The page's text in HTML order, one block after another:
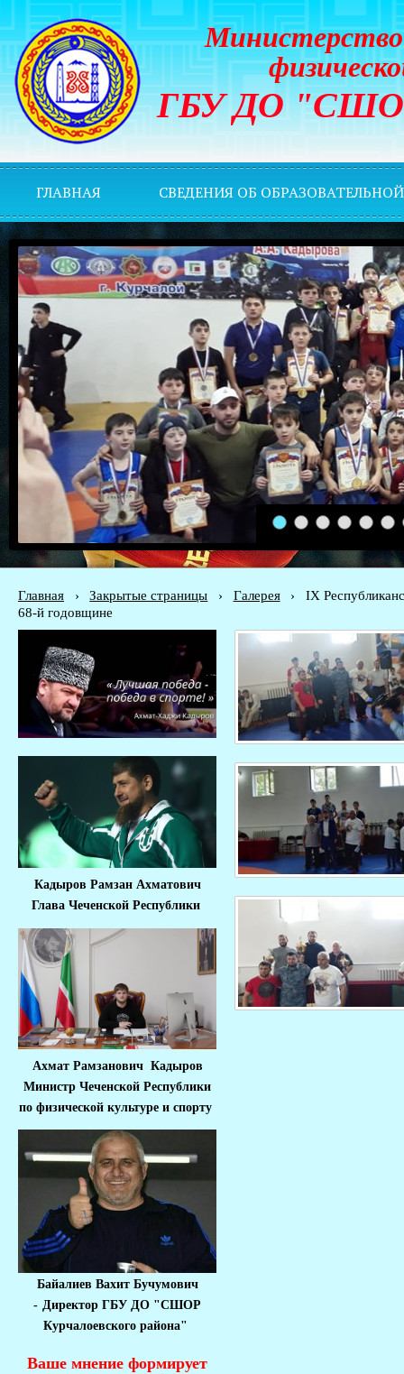
Министерство
ГБУ ДО "СШОР
ГЛАВНАЯ СВЕДЕНИЯ ОБ
1 2 3 4 5 6
Главная › Закрытые страницы › Галерея ›
IХ
68-й годовщине
Кадыров Рамзан Ахматович
Глава Чеченской Республики
Ахмат Рамзанович Кадыров
Министр Чеченской Республики
по физической культуре и спорту
Байалиев Вахит Бучумович
- Директор ГБУ ДО "СШОР
Курчалоевского района"
Ваше мнение формирует